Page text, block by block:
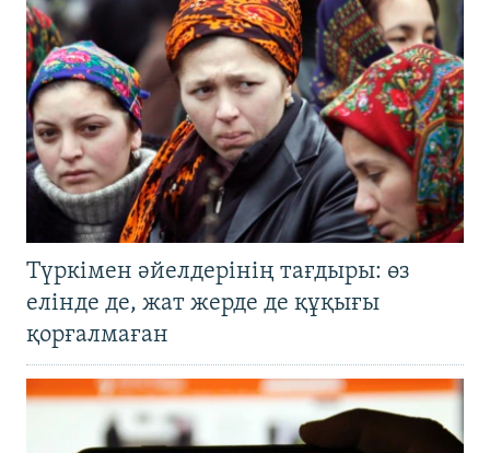
Түркімен әйелдерінің тағдыры: өз
елінде де, жат жерде де құқығы
қорғалмаған